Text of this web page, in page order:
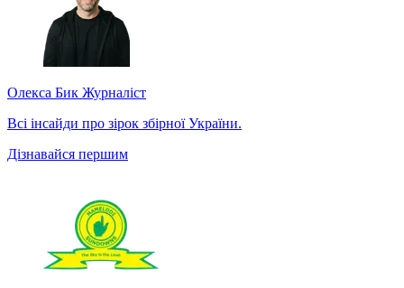
Олекса Бик Журналіст
Всі інсайди про зірок збірної України.
Дізнавайся першим